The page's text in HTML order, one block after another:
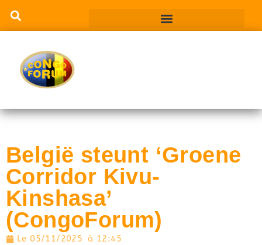
België steunt ‘Groene
Corridor Kivu-
Kinshasa’
(CongoForum)
Le 05/11/2025 à 12:45